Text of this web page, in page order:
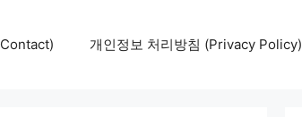
개인정보 처리방침 (Privacy Policy)